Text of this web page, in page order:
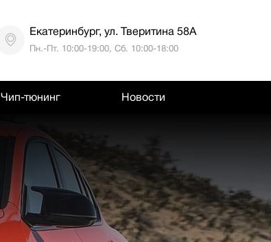
Екатеринбург, ул. Тверитина 58А
Пн.-Пт. 10:00-19:00, Сб. 10:00-18:00
Чип-тюнинг Новости